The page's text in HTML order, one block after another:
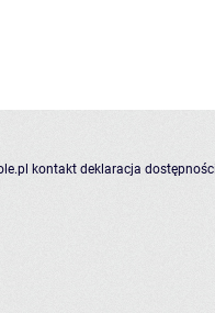
kontakt deklaracja